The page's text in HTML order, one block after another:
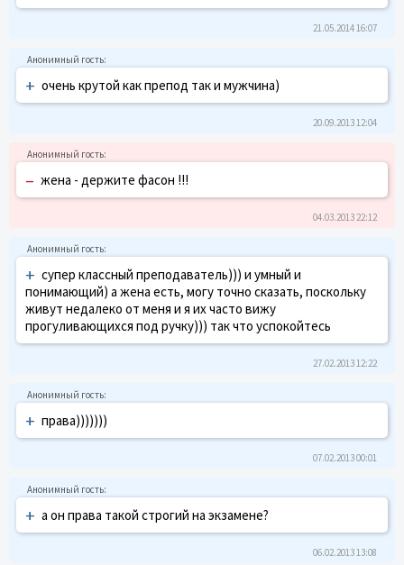
21.05.2014 16:07
+ очень крутой как препод так и мужчина)
20.09.2013 12:04
– жена - держите фасон !!!
04.03.2013 22:12
+ супер классный преподаватель))) и умный и
понимающий) а жена есть, могу точно сказать, поскольку
живут недалеко от меня и я их часто вижу
прогуливающихся под ручку))) так что успокойтесь
27.02.2013 12:22
+ права)))))))
07.02.2013 00:01
+ а он права такой строгий на экзамене?
06.02.2013 13:08